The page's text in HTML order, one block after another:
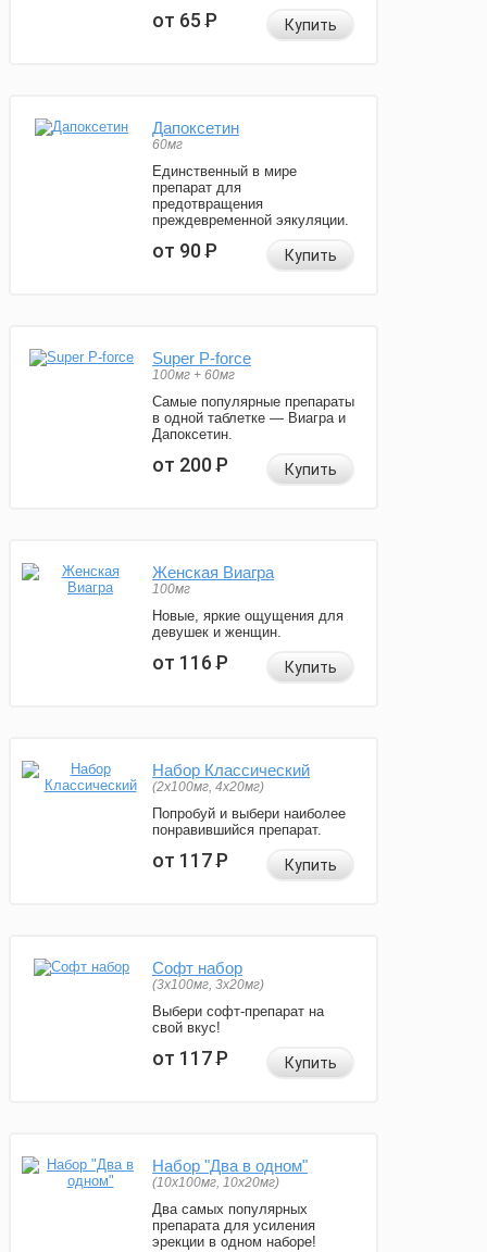
от 65Р Купить
Дапоксетин
60мг
Единственный в мире
препарат для
предотвращения
преждевременной эякуляции.
от 90Р Купить
Super P-force
100мг + 60мг
Самые популярные препараты
в одной таблетке — Виагра и
Дапоксетин.
от 200Р Купить
Женская Виагра
100мг
Новые, яркие ощущения для
девушек и женщин.
от 116Р Купить
Набор Классический
(2x100мг, 4x20мг)
Попробуй и выбери наиболее
понравившийся препарат.
от 117Р Купить
Софт набор
(3x100мг, 3x20мг)
Выбери софт-препарат на
свой вкус!
от 117Р Купить
Набор "Два в одном"
(10x100мг, 10x20мг)
Два самых популярных
препарата для усиления
эрекции в одном наборе!